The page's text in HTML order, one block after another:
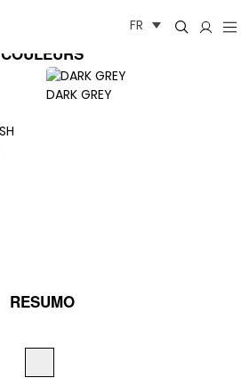
FR
COULEURS
DARK GREY
RESUMO